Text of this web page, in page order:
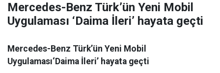
Mercedes-Benz Türk’ün Yeni Mobil
Uygulaması ‘Daima İleri’ hayata geçti
Mercedes-Benz Türk’ün Yeni Mobil
Uygulaması‘Daima İleri’ hayata geçti